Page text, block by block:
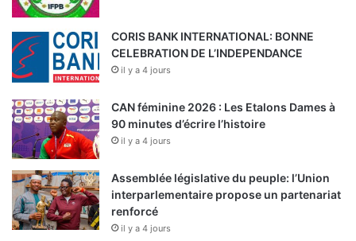
CORIS BANK INTERNATIONAL: BONNE
CELEBRATION DE L’INDEPENDANCE
il y a 4 jours
CAN féminine 2026 : Les Etalons Dames à
90 minutes d’écrire l’histoire
il y a 4 jours
Assemblée législative du peuple: l’Union
interparlementaire propose un partenariat
renforcé
il y a 4 jours